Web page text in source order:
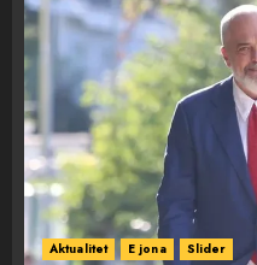
Aktualitet E jona Slider